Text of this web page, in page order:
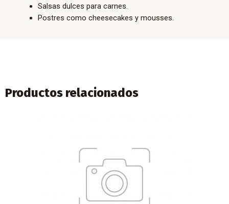
Salsas dulces para carnes.
Postres como cheesecakes y mousses.
Productos relacionados